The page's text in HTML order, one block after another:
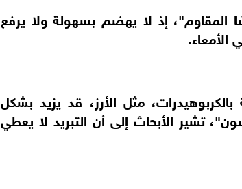
المقاوم"، إذ لا يهضم بسهولة ولا يرفع
الأمعاء.
مثل الأرز، قد يزيد بشكل
تشير الأبحاث إلى أن التبريد لا يعطي